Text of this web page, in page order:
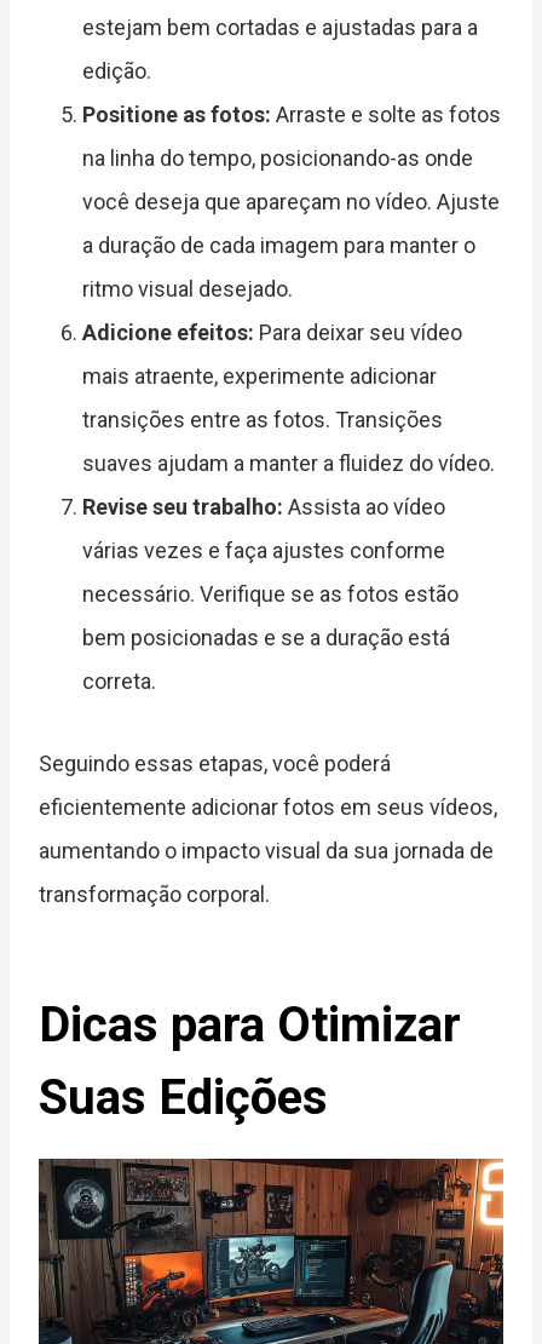
estejam bem cortadas e ajustadas para a
edição.
Positione as fotos: Arraste e solte as fotos
na linha do tempo, posicionando-as onde
você deseja que apareçam no vídeo. Ajuste
a duração de cada imagem para manter o
ritmo visual desejado.
Adicione efeitos: Para deixar seu vídeo
mais atraente, experimente adicionar
transições entre as fotos. Transições
suaves ajudam a manter a fluidez do vídeo.
Revise seu trabalho: Assista ao vídeo
várias vezes e faça ajustes conforme
necessário. Verifique se as fotos estão
bem posicionadas e se a duração está
correta.
Seguindo essas etapas, você poderá
eficientemente adicionar fotos em seus vídeos,
aumentando o impacto visual da sua jornada de
transformação corporal.
Dicas para Otimizar
Suas Edições